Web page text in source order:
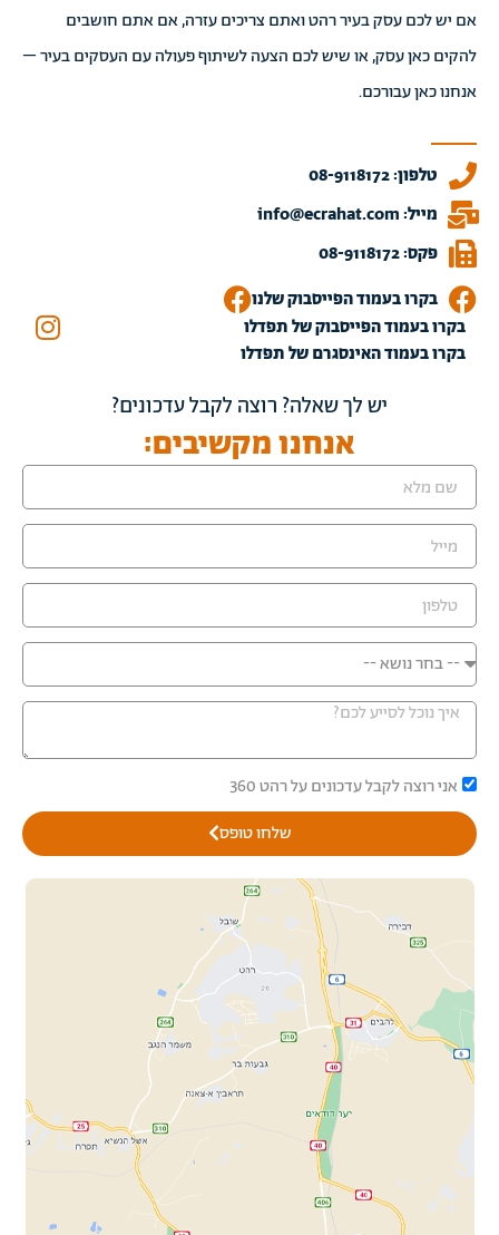
אם יש לכם עסק בעיר רהט ואתם צריכים עזרה, אם אתם חושבים
להקים כאן עסק, או שיש לכם הצעה לשיתוף פעולה עם העסקים בעיר –
אנחנו כאן עבורכם.
טלפון: 08-9118172
מייל: info@ecrahat.com
פקס: 08-9118172
בקרו בעמוד הפייסבוק שלנו
בקרו בעמוד הפייסבוק של תפדלו
בקרו בעמוד האינסגרם של תפדלו
יש לך שאלה? רוצה לקבל עדכונים?
אנחנו מקשיבים:
אני רוצה לקבל עדכונים על רהט 360
שלחו טופס